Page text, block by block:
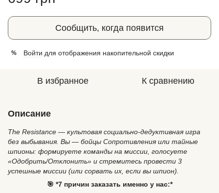
Сообщить, когда появится
% Войти для отображения накопительной скидки
В избранное К сравнению
Описание
The Resistance — культовая социально-дедуктивная игра
без выбывания. Вы — бойцы Сопротивления или тайные
шпионы: формируете команды на миссии, голосуете
«Одобрить/Отклонить» и стремитесь провести 3
успешные миссии (или сорвать их, если вы шпион).
🎯 *7 причин заказать именно у нас:*